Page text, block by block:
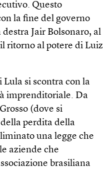
Questo
la fine del governo
Jair Bolsonaro, al
ritorno al potere di Luiz
Lula si scontra con la
imprenditoriale. Da
(dove si
perdita della
una legge che
aziende che
brasiliana